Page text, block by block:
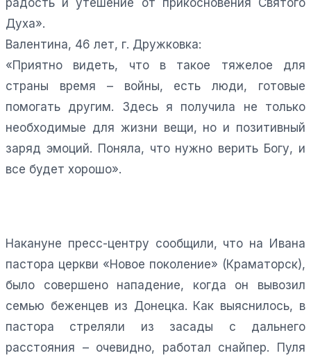
Духа».
Валентина, 46 лет, г. Дружковка:
«Приятно видеть, что в такое тяжелое для
страны время – войны, есть люди, готовые
помогать другим. Здесь я получила не только
необходимые для жизни вещи, но и позитивный
заряд эмоций. Поняла, что нужно верить Богу, и
все будет хорошо».
Накануне пресс-центру сообщили, что на Ивана
пастора церкви «Новое поколение» (Краматорск),
было совершено нападение, когда он вывозил
семью беженцев из Донецка. Как выяснилось, в
пастора стреляли из засады с дальнего
расстояния – очевидно, работал снайпер. Пуля